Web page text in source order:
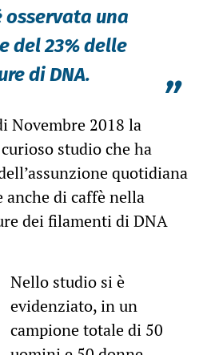
osservata una
del 23% delle
di DNA.
”
Novembre 2018 la
studio che ha
quotidiana
anche di caffè nella
dei filamenti di DNA
Nello studio si è
evidenziato, in un
campione totale di 50